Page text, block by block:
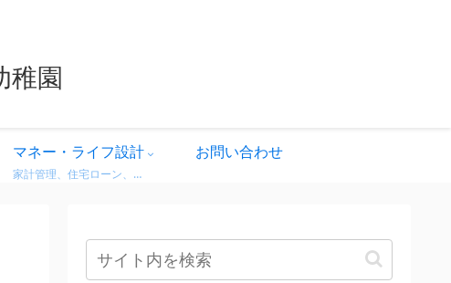
稚園
マネー・ライフ設計
家計管理、住宅ローン、保険、ふるさと納税など、暮らしのお金にまつわる情報をわかりやすく解説。 無理せず・不安なく、将来に備えるためのヒントをまとめています。 どれも実体験をベースに、生活者目線で書いています。
お問い合わせ